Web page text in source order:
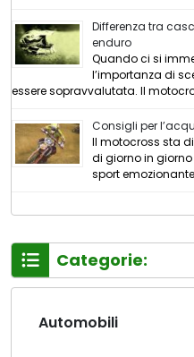
Differenza tra
enduro
Quando ci si
l’importanza di
essere sopravvalutata. Il
Consigli per
Il motocross sta
di giorno in
sport
Categorie:
Automobili